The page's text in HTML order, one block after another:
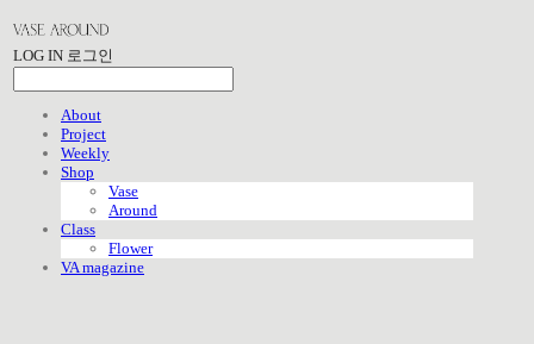
LOG IN 로그인
About
Project
Weekly
Shop
Vase
Around
Class
Flower
VA magazine